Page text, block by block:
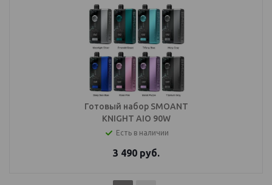
Готовый набор SMOANT
KNIGHT AIO 90W
Есть в наличии
3 490 руб.